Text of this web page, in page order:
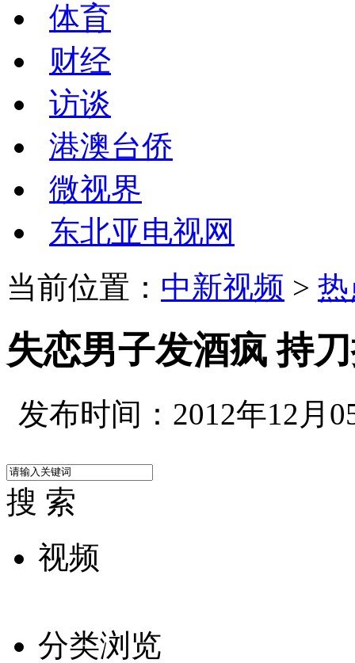
体育
财经
访谈
港澳台侨
微视界
东北亚电视网
当前位置： 中新视频 >
失恋男子发酒疯 持
发布时间：2012年12月
搜 索
视频
分类浏览